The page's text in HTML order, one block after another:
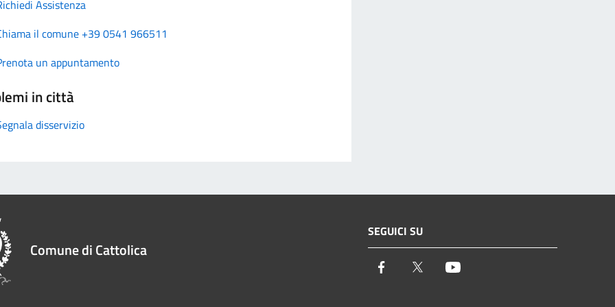
Assistenza
il comune +39 0541 966511
un appuntamento
in città
disservizio
Comune di Cattolica
SEGUICI SU
Facebook Twitter